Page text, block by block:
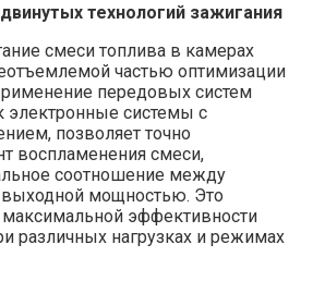
технологий зажигания
смеси топлива в камерах
частью оптимизации
передовых систем
электронные системы с
позволяет точно
воспламенения смеси,
соотношение между
выходной мощностью. Это
максимальной эффективности
различных нагрузках и режимах